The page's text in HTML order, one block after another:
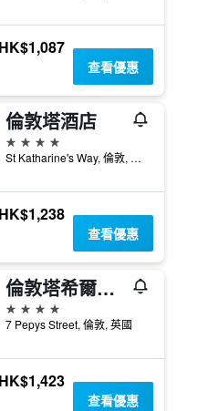
HK$1,087
查看優惠
倫敦塔酒店
4星級
St Katharine's Way, 倫敦, 英國
HK$1,238
查看優惠
倫敦塔希爾頓逸林酒店
4星級
7 Pepys Street, 倫敦, 英國
HK$1,423
查看優惠